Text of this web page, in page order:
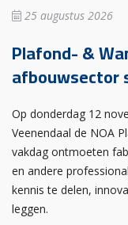
25 augustus 2026
Plafond- &
afbouwsector
Op donderdag 12
Veenendaal de NOA
vakdag ontmoeten
en andere
kennis te delen,
leggen.